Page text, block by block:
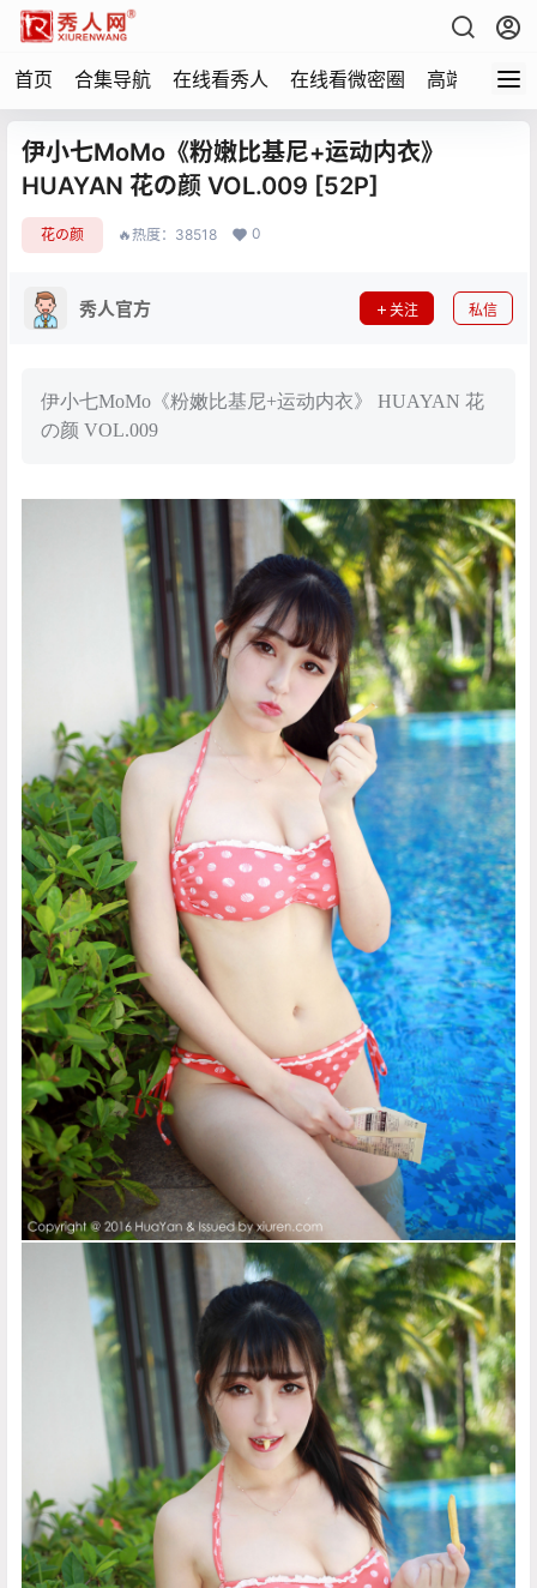
首页 合集导航 在线看秀人 在线看微密圈 高端写真
伊小七MoMo《粉嫩比基尼+运动内衣》
HUAYAN 花の颜 VOL.009 [52P]
花の颜 🔥热度：38518 0
秀人官方 关注 私信
伊小七MoMo《粉嫩比基尼+运动内衣》 HUAYAN 花
の颜 VOL.009